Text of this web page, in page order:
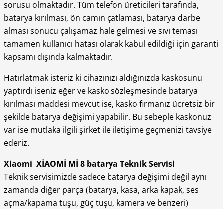
sorusu olmaktadır. Tüm telefon üreticileri tarafında,
batarya kırılması, ön camın çatlaması, batarya darbe
alması sonucu çalışamaz hale gelmesi ve sıvı teması
tamamen kullanıcı hatası olarak kabul edildiği için garanti
kapsamı dışında kalmaktadır.
Hatırlatmak isteriz ki cihazınızı aldığınızda kaskosunu
yaptırdı iseniz eğer ve kasko sözleşmesinde batarya
kırılması maddesi mevcut ise, kasko firmanız ücretsiz bir
şekilde batarya değişimi yapabilir. Bu sebeple kaskonuz
var ise mutlaka ilgili şirket ile iletişime geçmenizi tavsiye
ederiz.
Xiaomi XİAOMİ Mİ 8 batarya Teknik Servisi
Teknik servisimizde sadece batarya değişimi değil aynı
zamanda diğer parça (batarya, kasa, arka kapak, ses
açma/kapama tuşu, güç tuşu, kamera ve benzeri)